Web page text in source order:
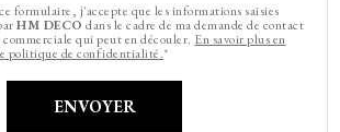
formulaire, j'accepte que les informations saisies
HM DECO dans le cadre de ma demande de contact
qui peut en découler. En savoir plus en
politique de confidentialité.*